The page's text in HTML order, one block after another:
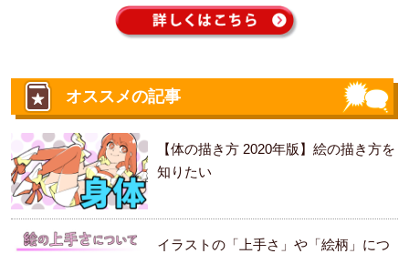
オススメの記事
【体の描き方 2020年版】絵の描き方を
知りたい
イラストの「上手さ」や「絵柄」につ